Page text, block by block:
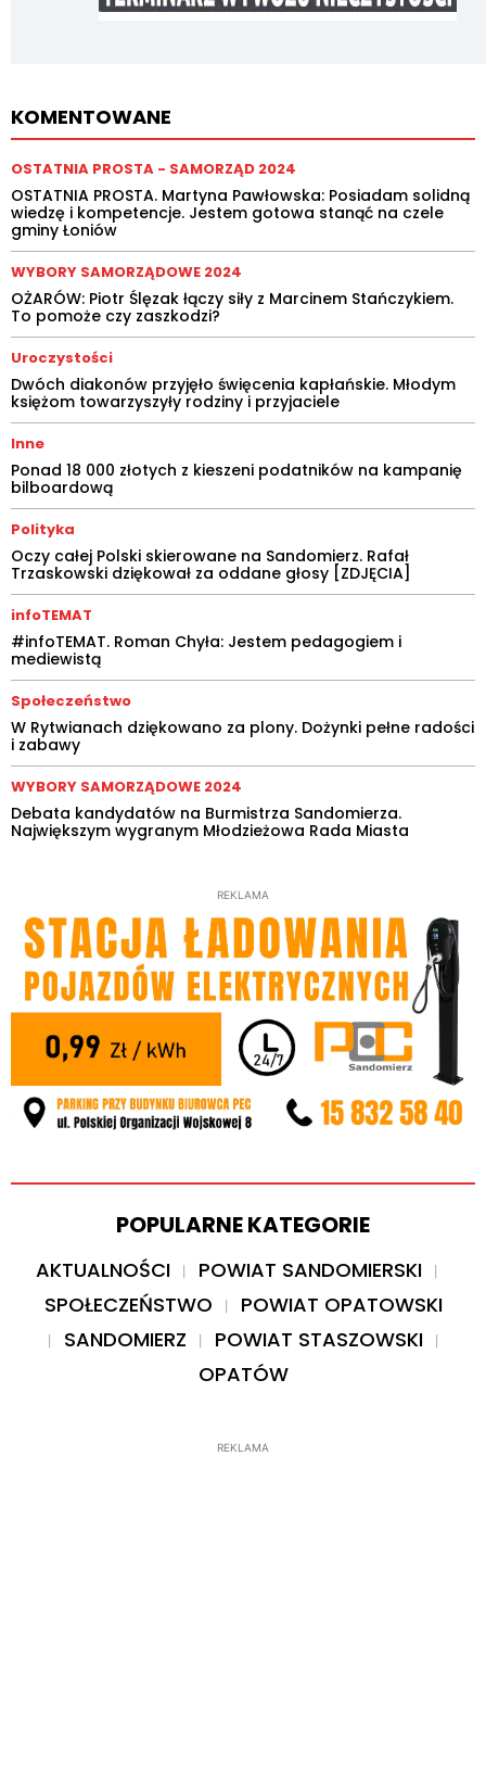
KOMENTOWANE
OSTATNIA PROSTA - SAMORZĄD 2024
OSTATNIA PROSTA. Martyna Pawłowska: Posiadam solidną
wiedzę i kompetencje. Jestem gotowa stanąć na czele
gminy Łoniów
WYBORY SAMORZĄDOWE 2024
OŻARÓW: Piotr Ślęzak łączy siły z Marcinem Stańczykiem.
To pomoże czy zaszkodzi?
Uroczystości
Dwóch diakonów przyjęło święcenia kapłańskie. Młodym
księżom towarzyszyły rodziny i przyjaciele
Inne
Ponad 18 000 złotych z kieszeni podatników na kampanię
bilboardową
Polityka
Oczy całej Polski skierowane na Sandomierz. Rafał
Trzaskowski dziękował za oddane głosy [ZDJĘCIA]
infoTEMAT
#infoTEMAT. Roman Chyła: Jestem pedagogiem i
mediewistą
Społeczeństwo
W Rytwianach dziękowano za plony. Dożynki pełne radości
i zabawy
WYBORY SAMORZĄDOWE 2024
Debata kandydatów na Burmistrza Sandomierza.
Największym wygranym Młodzieżowa Rada Miasta
REKLAMA
POPULARNE KATEGORIE
AKTUALNOŚCI
POWIAT SANDOMIERSKI
SPOŁECZEŃSTWO
POWIAT OPATOWSKI
SANDOMIERZ
POWIAT STASZOWSKI
OPATÓW
REKLAMA